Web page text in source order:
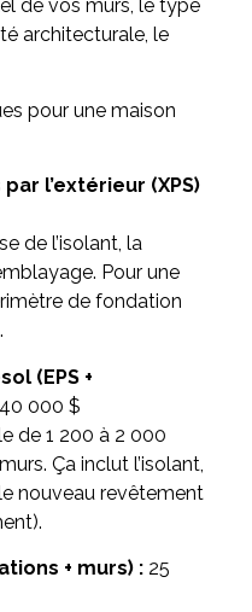
de vos murs, le type
architecturale, le
pour une maison
l’extérieur (XPS)
de l’isolant, la
Pour une
de fondation
(EPS +
000 $
de 1 200 à 2 000
Ça inclut l’isolant,
nouveau revêtement
+ murs) : 25